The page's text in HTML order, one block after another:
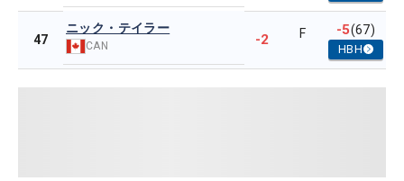
47
ニック・テイラー
CAN -2 F -5(67)
HBH